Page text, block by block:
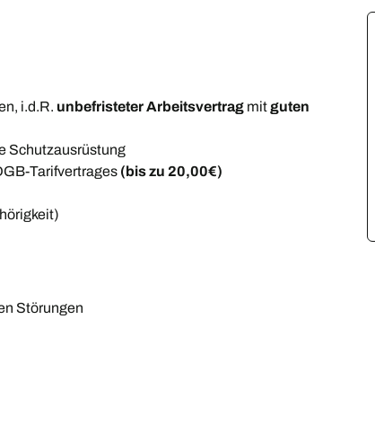
i.d.R. unbefristeter Arbeitsvertrag mitguten
Schutzausrüstung
Tarifvertrages (bis zu 20,00€)
Störungen